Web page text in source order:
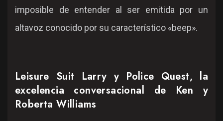
imposible de entender al ser emitida por un
altavoz conocido por su característico «beep».
Leisure Suit Larry y Police Quest, la
excelencia conversacional de Ken y
Roberta Williams